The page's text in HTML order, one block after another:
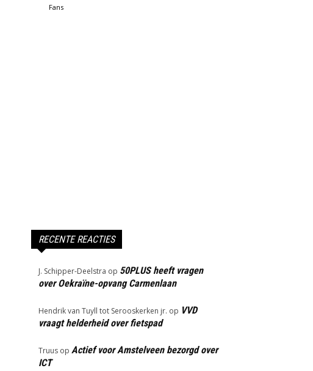
Fans
RECENTE REACTIES
J. Schipper-Deelstra op 50PLUS heeft vragen
over Oekraïne-opvang Carmenlaan
Hendrik van Tuyll tot Serooskerken jr. op VVD
vraagt helderheid over fietspad
Truus op Actief voor Amstelveen bezorgd over
ICT